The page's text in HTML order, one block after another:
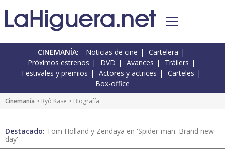
CINEMANÍA: Noticias de cine
Cartelera
Próximos estrenos
DVD Avances
Tráilers
Festivales y premios
Actores y actrices
Carteles
Box-office
Cinemanía > Ryô Kase > Biografía
Destacado: Tom Holland y Zendaya en 'Spider-man: Brand new
day'